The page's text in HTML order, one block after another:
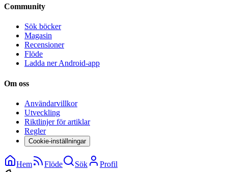
Community
Sök böcker
Magasin
Recensioner
Flöde
Ladda ner Android-app
Om oss
Användarvillkor
Utveckling
Riktlinjer för artiklar
Regler
Cookie-inställningar
Hem Flöde Sök Profil